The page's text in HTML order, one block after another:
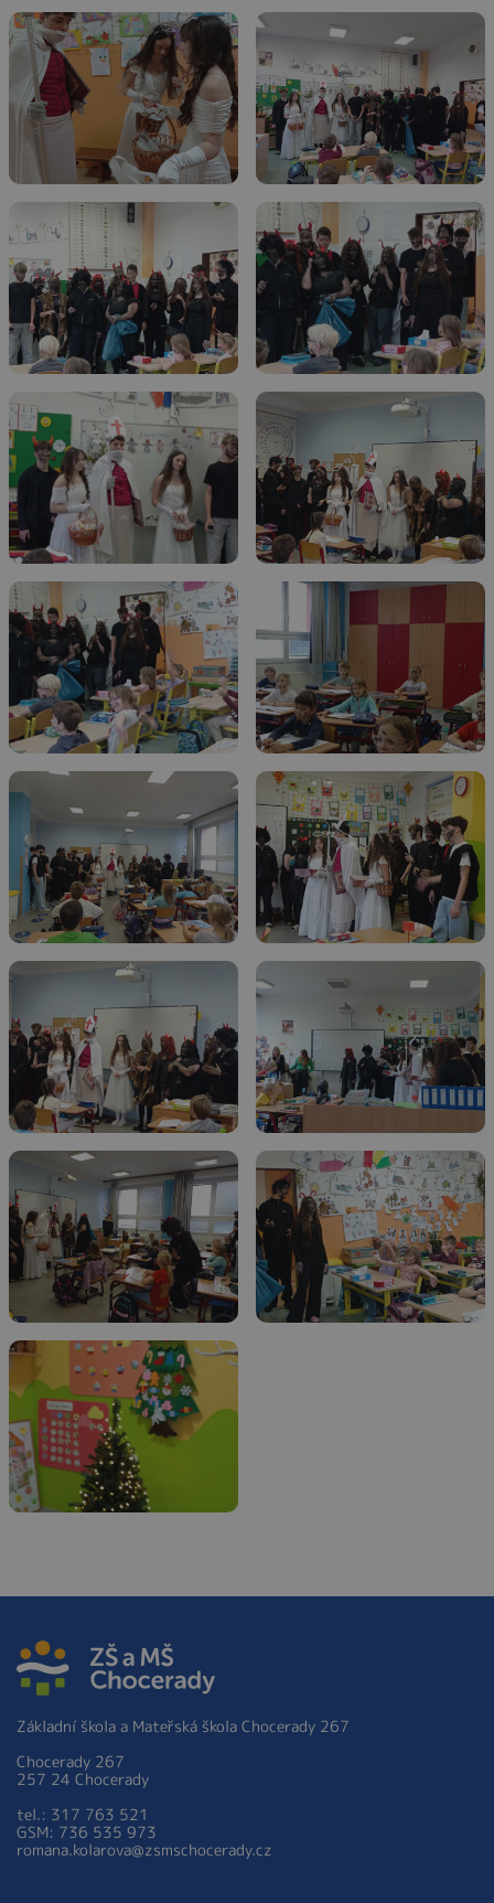
Základní škola a Mateřská škola Chocerady 267
Chocerady 267
257 24 Chocerady
tel.: 317 763 521
GSM: 736 535 973
romana.kolarova@zsmschocerady.cz